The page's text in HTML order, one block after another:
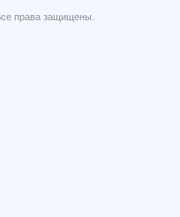
права защищены.